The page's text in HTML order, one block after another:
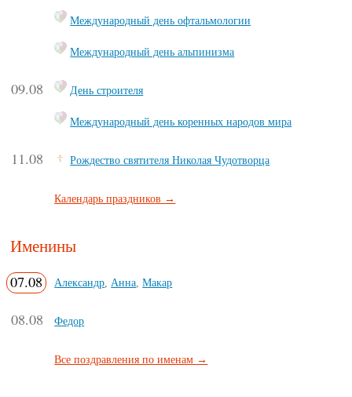
Международный день офтальмологии
Международный день альпинизма
09.08 День строителя
Международный день коренных народов мира
11.08 Рождество святителя Николая Чудотворца
Календарь праздников →
Именины
07.08 Александр,Анна,Макар
08.08 Федор
Все поздравления по именам →